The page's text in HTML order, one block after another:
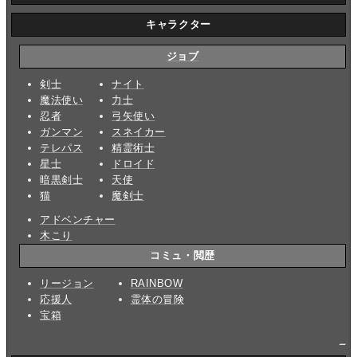
キャラクター
ジョブ
剣士
魔法使い
忍者
ガンマン
テレパス
星士
暗黒剣士
猫
ナイト
力士
弓矢使い
スネイカー
精霊術士
ドロイド
天使
魔剣士
アドベンチャー
木こり
コミュ・閲歴
リージョン
応援人
宝箱
RAINBOW
霊体の冒険